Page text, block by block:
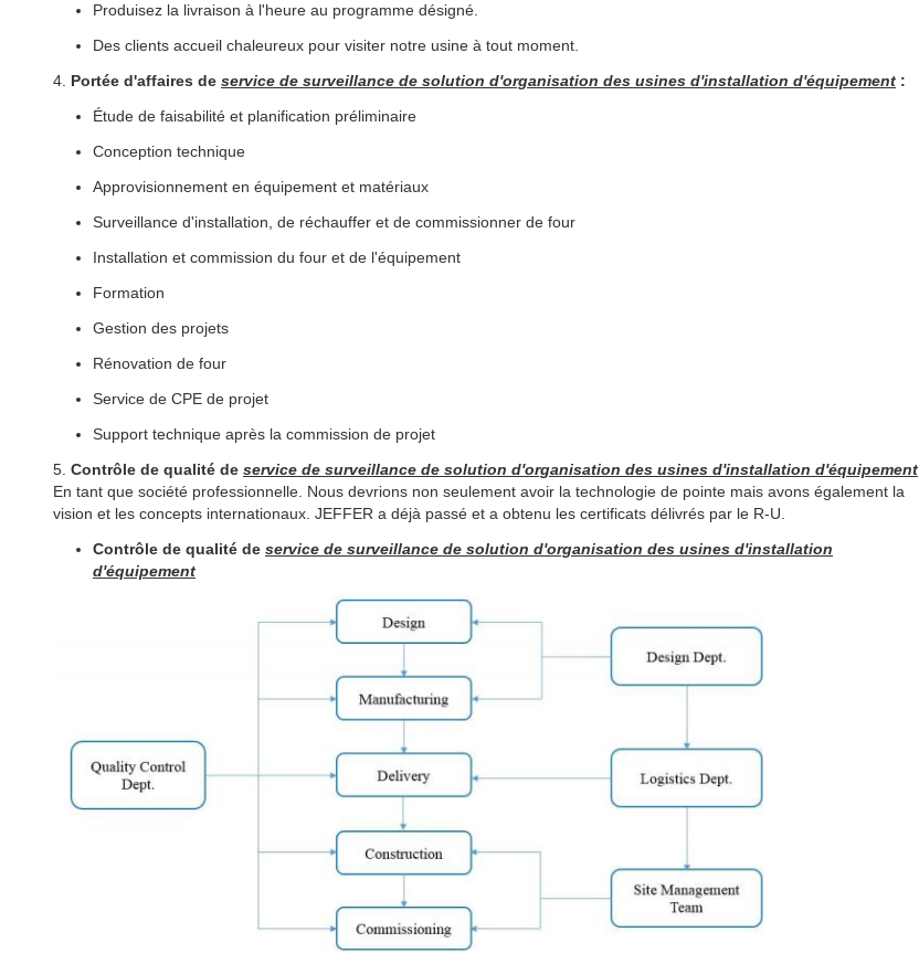
Produisez la livraison à l'heure au programme désigné.
Des clients accueil chaleureux pour visiter notre usine à tout moment.
4. Portée d'affaires de service de surveillance de solution d'organisation des usines d'installation d'équipement :
Étude de faisabilité et planification préliminaire
Conception technique
Approvisionnement en équipement et matériaux
Surveillance d'installation, de réchauffer et de commissionner de four
Installation et commission du four et de l'équipement
Formation
Gestion des projets
Rénovation de four
Service de CPE de projet
Support technique après la commission de projet
5. Contrôle de qualité de service de surveillance de solution d'organisation des usines d'installation d'équipement
En tant que société professionnelle. Nous devrions non seulement avoir la technologie de pointe mais avons également la
vision et les concepts internationaux. JEFFER a déjà passé et a obtenu les certificats délivrés par le R-U.
Contrôle de qualité de service de surveillance de solution d'organisation des usines d'installation
d'équipement